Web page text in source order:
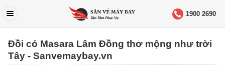
1900 2690
Đồi cỏ Masara Lâm Đồng thơ mộng như trời
Tây - Sanvemaybay.vn